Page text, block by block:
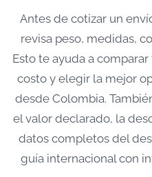
Antes de cotizar un
revisa peso, medidas,
Esto te ayuda a
costo y elegir la mejor
desde Colombia.
el valor declarado, la
datos completos del
guía internacional con